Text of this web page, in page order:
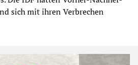
sich mit ihren Verbrechen